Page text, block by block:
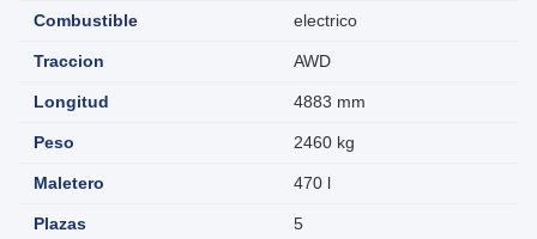
Combustible electrico
Traccion AWD
Longitud 4883 mm
Peso 2460 kg
Maletero 470 l
Plazas 5